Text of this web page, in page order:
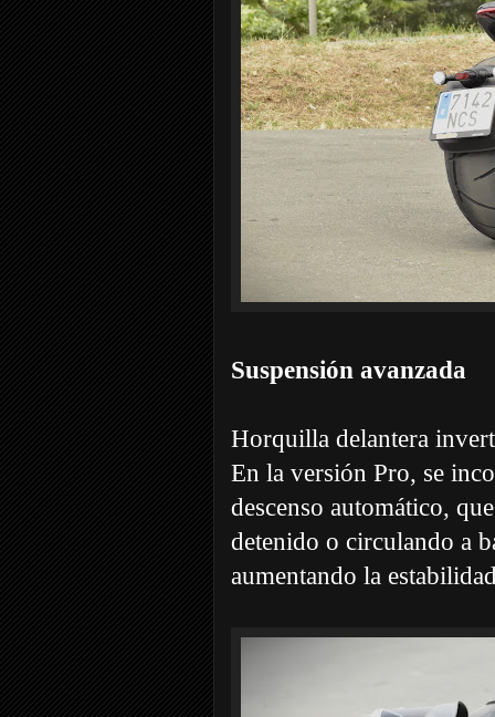
Suspensión avanzada
Horquilla delantera
En la versión Pro, se
descenso automático,
detenido o circulando a
aumentando la